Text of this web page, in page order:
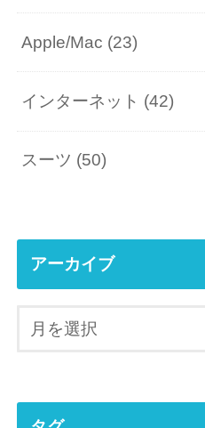
Apple/Mac (23)
インターネット (42)
スーツ (50)
アーカイブ